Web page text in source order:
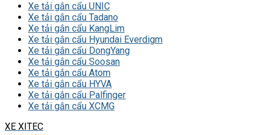
Xe tải gắn cẩu UNIC
Xe tải gắn cẩu Tadano
Xe tải gắn cẩu KangLim
Xe tải gắn cẩu Hyundai Everdigm
Xe tải gắn cẩu DongYang
Xe tải gắn cẩu Soosan
Xe tải gắn cẩu Atom
Xe tải gắn cẩu HYVA
Xe tải gắn cẩu Palfinger
Xe tải gắn cẩu XCMG
XE XITEC